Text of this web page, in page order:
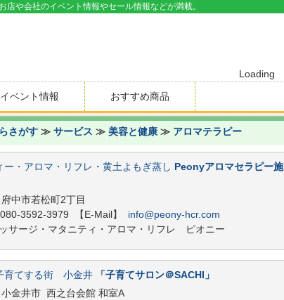
や会社のイベント情報やセール情報などが満載。
Loading
イベント情報 おすすめ商品
さがす ≫ サービス ≫ 美容と健康 ≫ アロマテラピー
ー・アロマ・リフレ・黄土よもぎ蒸し Peonyアロマセラピー施
府中市若松町2丁目
080-3592-3979
【E-Mail】 info@peony-hcr.com
サージ・マタニティ・アロマ・リフレ ピオニー
育てする街 小金井
「子育てサロン＠SACHI」
小金井市 西之台会館 和室A